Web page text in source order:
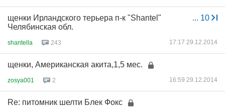
... 10
щенки Ирландского терьера п-к "Shantel"
Челябинская обл.
shantella 243 17:17 29.12.2014
щенки, Американская акита,1,5 мес.
zosya001 2 16:59 29.12.2014
Re: питомник шелти Блек Фокс